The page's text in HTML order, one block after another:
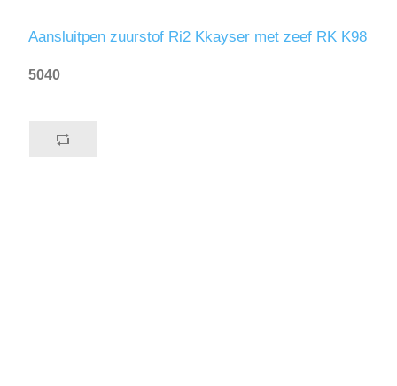
Aansluitpen zuurstof Ri2 Kkayser met zeef RK K98
5040